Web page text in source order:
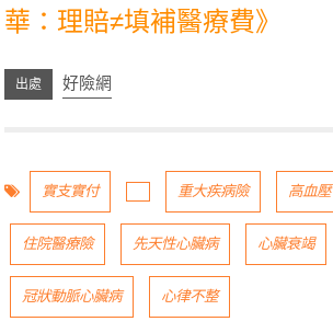
華：理賠≠填補醫療費》
好險網
實支實付 重大疾病險 高血壓
住院醫療險 先天性心臟病 心臟衰竭
冠狀動脈心臟病 心律不整